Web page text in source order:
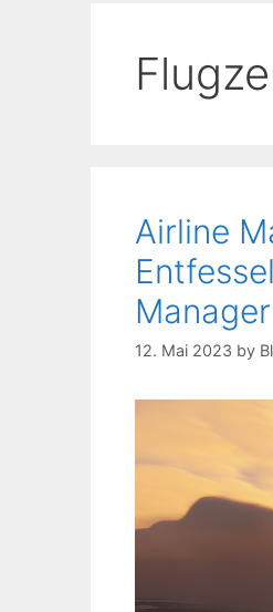
Airline
12. Mai 2023 by